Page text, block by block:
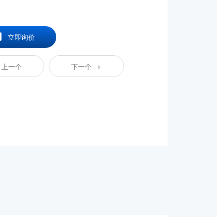
立即询价
上一个 下一个